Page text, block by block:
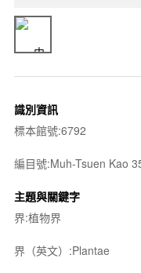
識別資訊
標本館號:6792
編目號:Muh-Tsuen Kao
主題與關鍵字
界:植物界
界（英文）:Plantae